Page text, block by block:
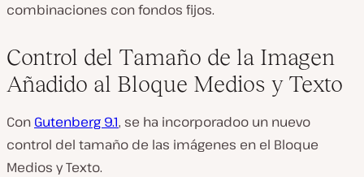
combinaciones con fondos fijos.
Control del Tamaño de la Imagen
Añadido al Bloque Medios y Texto
Con Gutenberg 9.1, se ha incorporadoo un nuevo
control del tamaño de las imágenes en el Bloque
Medios y Texto.